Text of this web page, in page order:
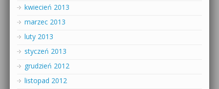
kwiecień 2013
marzec 2013
luty 2013
styczeń 2013
grudzień 2012
listopad 2012